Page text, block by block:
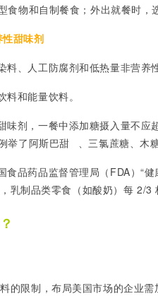
物和自制餐食；外出就餐时，
甜味剂
、人工防腐剂和低热量非营养
和能量饮料。
味剂， 一餐中添加糖摄入量不应
举了阿斯巴甜 、三氯蔗糖、木
食品药品监督管理局（ FDA）“
乳制品类零食（如酸奶）每 2/3
的限制，布局美国市场的企业